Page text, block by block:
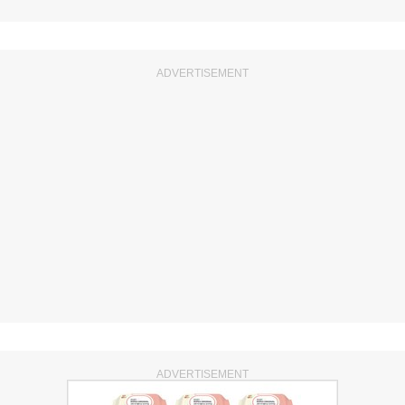
ADVERTISEMENT
ADVERTISEMENT